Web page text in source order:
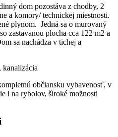
dom pozostáva z chodby, 2
a komory/ technickej miestnosti.
plynom. Jedná sa o murovaný
zastavanou plocha cca 122 m2 a
sa nachádza v tichej a
kanalizácia
občiansku vybavenosť, v
i na rybolov, široké možnosti